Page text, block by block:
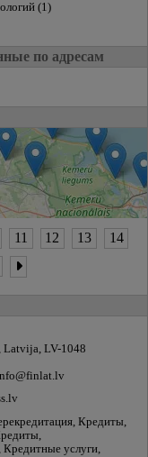
(1)
по адресам
11 12 13
14
Latvija, LV-1048
Кредиты,
Кредитные услуги,